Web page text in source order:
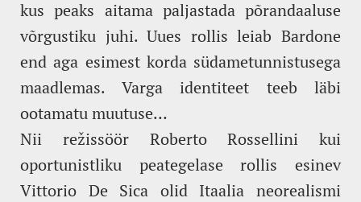
kus peaks aitama paljastada põrandaaluse
võrgustiku juhi. Uues rollis leiab Bardone
end aga esimest korda südametunnistusega
maadlemas. Varga identiteet teeb läbi
ootamatu muutuse…
Nii režissöör Roberto Rossellini kui
oportunistliku peategelase rollis esinev
Vittorio De Sica olid Itaalia neorealismi